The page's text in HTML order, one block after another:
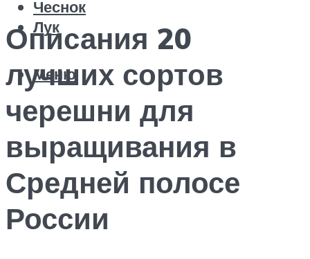
Чеснок
Лук
Меню
Описания 20
лучших сортов
черешни для
выращивания в
Средней полосе
России